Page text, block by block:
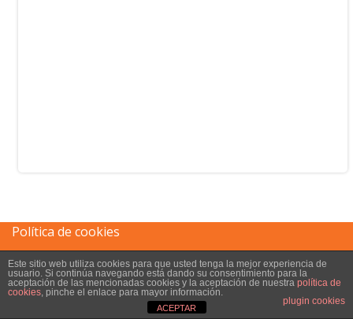
Política de cookies
Aviso legal
Este sitio web utiliza cookies para que usted tenga la mejor experiencia de
usuario. Si continúa navegando está dando su consentimiento para la
aceptación de las mencionadas cookies y la aceptación de nuestra política de
cookies, pinche el enlace para mayor información.
plugin cookies
ACEPTAR